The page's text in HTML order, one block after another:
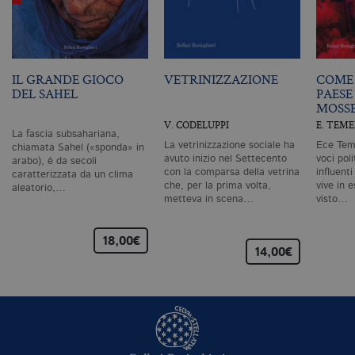
IL GRANDE GIOCO
DEL SAHEL
La fascia subsahariana,
chiamata Sahel («sponda» in
arabo), è da secoli
caratterizzata da un clima
aleatorio,…
18,00€
VETRINIZZAZIONE
V. CODELUPPI
La vetrinizzazione sociale ha
avuto inizio nel Settecento
con la comparsa della vetrina
che, per la prima volta,
metteva in scena…
14,00€
E.
Ece
voci
influenti
vive in
visto…